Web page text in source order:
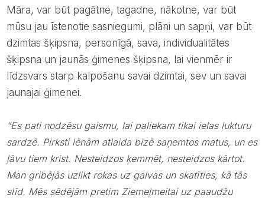
Māra, var būt pagātne, tagadne, nākotne, var būt
mūsu jau īstenotie sasniegumi, plāni un sapņi, var būt
dzimtas šķipsna, personīgā, sava, individualitātes
šķipsna un jaunās ģimenes šķipsna, lai vienmēr ir
līdzsvars starp kalpošanu savai dzimtai, sev un savai
jaunajai ģimenei.
“Es pati nodzēsu gaismu, lai paliekam tikai ielas lukturu
sardzē. Pirksti lēnām atlaida bizē saņemtos matus, un es
ļāvu tiem krist. Nesteidzos ķemmēt, nesteidzos kārtot.
Man gribējās uzlikt rokas uz galvas un skatīties, kā tās
slīd. Mēs sēdējām pretim Ziemeļmeitai uz paaudžu